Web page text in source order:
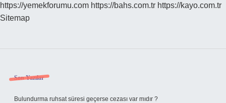
https://yemekforumu.com https://bahs.com.tr https://kayo.com.tr
Sitemap
Sidebar
Son Yazılar
Bulundurma ruhsat süresi geçerse cezası var mıdır ?